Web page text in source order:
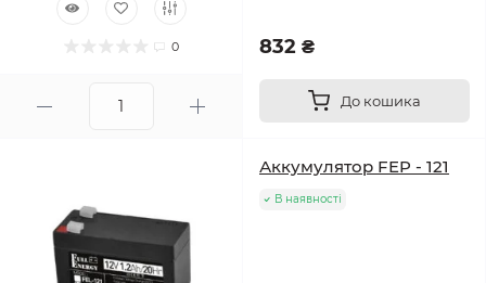
0 832 ₴
До кошика
Аккумулятор FEP - 121
В наявності